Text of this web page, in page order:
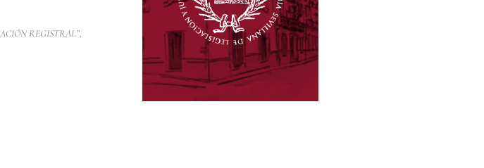
REGISTRAL”,